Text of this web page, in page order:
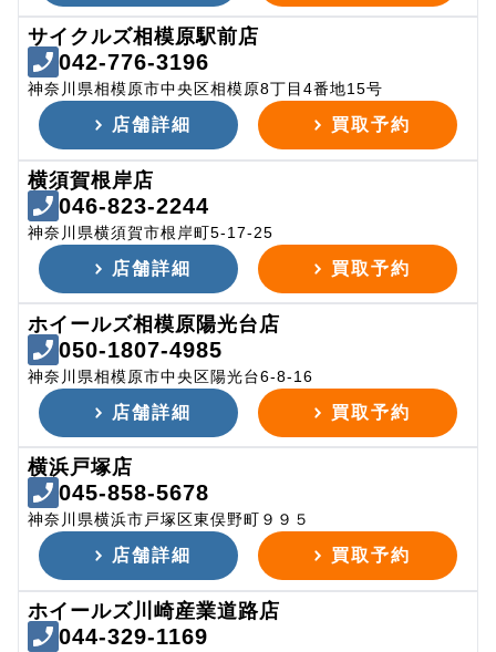
サイクルズ相模原駅前店
042-776-3196
神奈川県相模原市中央区相模原8丁目4番地15号
店舗詳細 買取予約
横須賀根岸店
046-823-2244
神奈川県横須賀市根岸町5-17-25
店舗詳細 買取予約
ホイールズ相模原陽光台店
050-1807-4985
神奈川県相模原市中央区陽光台6-8-16
店舗詳細 買取予約
横浜戸塚店
045-858-5678
神奈川県横浜市戸塚区東俣野町９９５
店舗詳細 買取予約
ホイールズ川崎産業道路店
044-329-1169